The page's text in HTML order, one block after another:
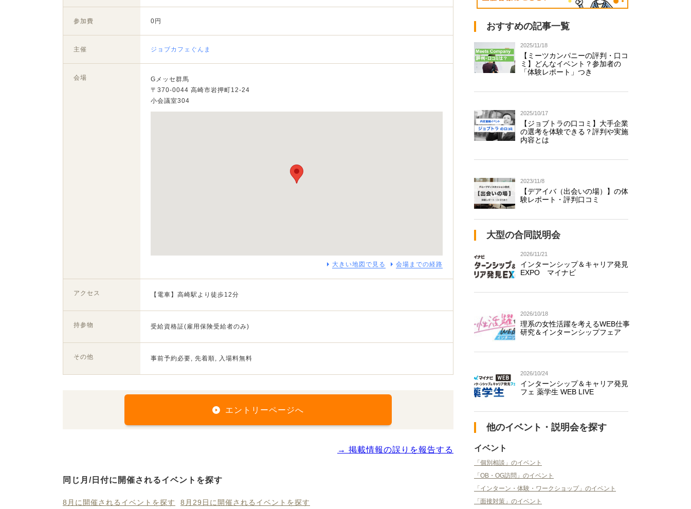
参加費 0円
主催 ジョブカフェぐんま
会場
Gメッセ群馬
〒370-0044 高崎市岩押町12-24
小会議室304
大きい地図で見る 会場までの経路
アクセス 【電車】高崎駅より徒歩12分
持参物 受給資格証(雇用保険受給者のみ)
その他 事前予約必要, 先着順, 入場料無料
エントリーページへ
→ 掲載情報の誤りを報告する
同じ月/日付に開催されるイベントを探す
8月に開催されるイベントを探す 8月29日に開催されるイベントを探す
おすすめの記事一覧
2025/11/18
【ミーツカンパニーの評判・口コ
ミ】どんなイベント？参加者の
「体験レポート」つき
2025/10/17
【ジョブトラの口コミ】大手企業
の選考を体験できる？評判や実施
内容とは
2023/11/8
【デアイバ（出会いの場）】の体
験レポート・評判口コミ
大型の合同説明会
2026/11/21
インターンシップ＆キャリア発見
EXPO マイナビ
2026/10/18
理系の女性活躍を考えるWEB仕事
研究＆インターンシップフェア
2026/10/24
インターンシップ＆キャリア発見
フェ 薬学生 WEB LIVE
他のイベント・説明会を探す
イベント
「個別相談」のイベント
「OB・OG訪問」のイベント
「インターン・体験・ワークショップ」のイベント
「面接対策」のイベント